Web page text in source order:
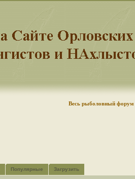
Весь рыболовный форум
Популярные Загрузить